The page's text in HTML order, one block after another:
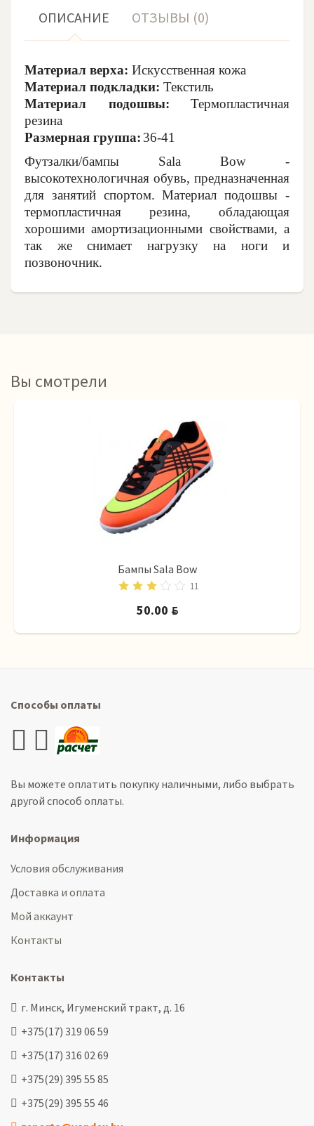
ОПИСАНИЕ ОТЗЫВЫ (0)
Материал верха: Искусственная кожа
Материал подкладки: Текстиль
Материал подошвы:
Термопластичная
резина
Размерная группа: 36-41
Футзалки/бампы Sala Bow -
высокотехнологичная обувь, предназначенная
для занятий спортом. Материал подошвы -
термопластичная резина, обладающая
хорошими амортизационными свойствами, а
так же снимает нагрузку на ноги и
позвоночник.
Вы смотрели
Бампы Sala Bow
11
50.00 BYN
Способы оплаты
Вы можете оплатить покупку наличными, либо выбрать
другой способ оплаты.
Информация
Условия обслуживания
Доставка и оплата
Мой аккаунт
Контакты
Контакты
г. Минск, Игуменский тракт, д. 16
+375(17) 319 06 59
+375(17) 316 02 69
+375(29) 395 55 85
+375(29) 395 55 46